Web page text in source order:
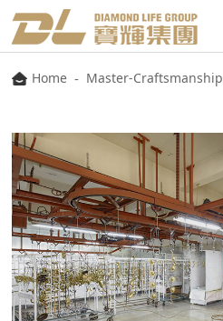
Home - Master-Craftsmanship